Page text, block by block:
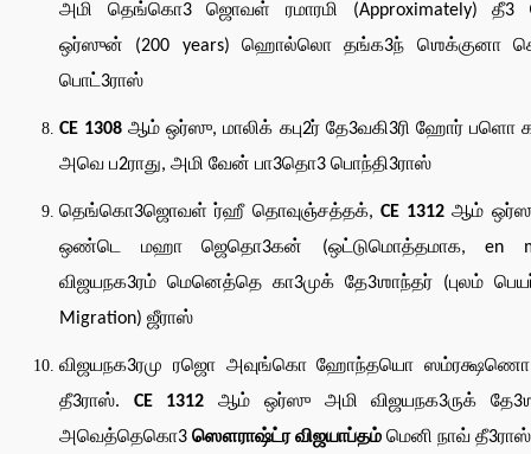
அமி தெங்கொ3 ஜொவள் ரமாரமி (Approximately) தீ3
ஒர்ஸுன் (200 years) ஹொல்லொ தங்க3ந் ஶெக்குனா
பொட்3ராஸ்
CE 1308 ஆம் ஒர்ஸு, மாலிக் கபு2ர் தே3வகி3ரி ஹோர் பளொ
அவெ ப2ராது, அமி வேன் பா3தொ3 பொந்தி3ராஸ்
தெங்கொ3ஜொவள் ர்ஹீ தொவுஞ்சத்தக், CE 1312 ஆம்
ஒண்டெ மஹா ஜெதொ3கன் (ஒட்டுமொத்தமாக, en
விஜயநக3ரம் மெனெத்தெ கா3முக் தே3ஶாந்தர் (புலம்
Migration) ஜீராஸ்
விஜயநக3ரமு ரஜொ அவுங்கொ ஹோந்தயொ ஸம்ரக்ஷணொ
தீ3ராஸ். CE 1312 ஆம் ஒர்ஸு அமி விஜயநக3ருக்
அவெத்தெகொ3 ஸௌராஷ்ட்ர விஜயாப்தம் மெனி நாவ் தீ3ராஸ்